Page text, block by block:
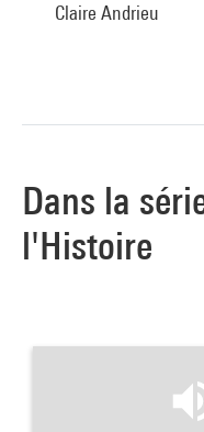
Claire Andrieu
Dans la
l'Histoire